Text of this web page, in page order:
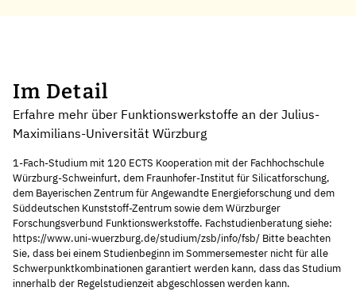
Im Detail
Erfahre mehr über Funktionswerkstoffe an der Julius-
Maximilians-Universität Würzburg
1-Fach-Studium mit 120 ECTS Kooperation mit der Fachhochschule
Würzburg-Schweinfurt, dem Fraunhofer-Institut für Silicatforschung,
dem Bayerischen Zentrum für Angewandte Energieforschung und dem
Süddeutschen Kunststoff-Zentrum sowie dem Würzburger
Forschungsverbund Funktionswerkstoffe. Fachstudienberatung siehe:
https://www.uni-wuerzburg.de/studium/zsb/info/fsb/ Bitte beachten
Sie, dass bei einem Studienbeginn im Sommersemester nicht für alle
Schwerpunktkombinationen garantiert werden kann, dass das Studium
innerhalb der Regelstudienzeit abgeschlossen werden kann.